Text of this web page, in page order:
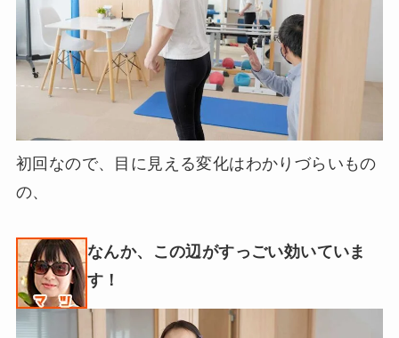
初回なので、目に見える変化はわかりづらいもの
の、
なんか、この辺がすっごい効いていま
す！